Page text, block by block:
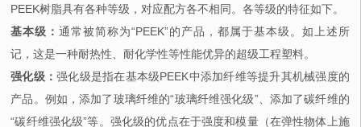
PEEK树脂具有各种等级，对应配方各不相同。各等级的特征如下。
基本级：通常被简称为“PEEK”的产品，都属于基本级。如上述所
记，这是一种耐热性、耐化学性等性能优异的超级工程塑料。
强化级：强化级是指在基本级PEEK中添加纤维等提升其机械强度的
产品。例如，添加了玻璃纤维的“玻璃纤维强化级”、添加了碳纤维的
“碳纤维强化级”等。强化级的优点在于强度和模量（在弹性物体上施